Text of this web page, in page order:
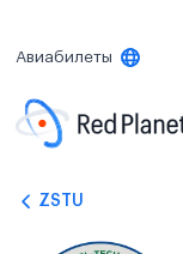
Авиабилеты
ZSTU